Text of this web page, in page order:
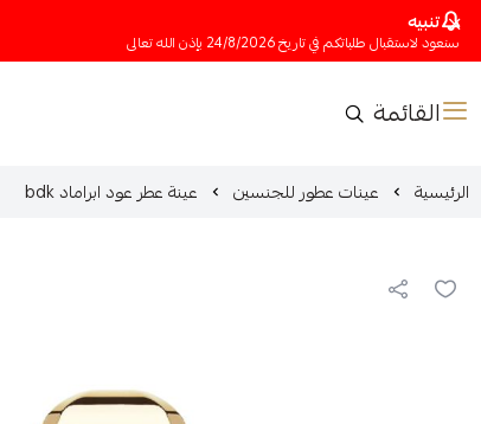
تنبيه
سنعود لاستقبال طلباتكم في تاريخ 24/8/2026 بإذن الله تعالى
القائمة
الرئيسية عينات عطور للجنسين عينة عطر عود ابراماد bdk